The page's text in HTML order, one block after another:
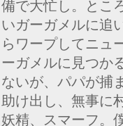
備で大忙し。とこ
いガーガメルに追
らワープしてニュ
ーガメルに見つか
ないが、パパが捕
助け出し、無事に
妖精、スマーフ。